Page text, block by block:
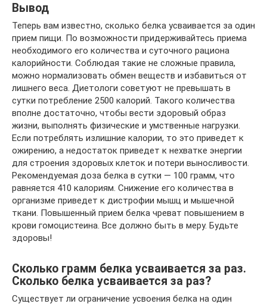
Вывод
Теперь вам известно, сколько белка усваивается за один
прием пищи. По возможности придерживайтесь приема
необходимого его количества и суточного рациона
калорийности. Соблюдая такие не сложные правила,
можно нормализовать обмен веществ и избавиться от
лишнего веса. Диетологи советуют не превышать в
сутки потребление 2500 калорий. Такого количества
вполне достаточно, чтобы вести здоровый образ
жизни, выполнять физические и умственные нагрузки.
Если потреблять излишние калории, то это приведет к
ожирению, а недостаток приведет к нехватке энергии
для строения здоровых клеток и потери выносливости.
Рекомендуемая доза белка в сутки — 100 грамм, что
равняется 410 калориям. Снижение его количества в
организме приведет к дистрофии мышц и мышечной
ткани. Повышенный прием белка чреват повышением в
крови гомоцистеина. Все должно быть в меру. Будьте
здоровы!
Сколько грамм белка усваивается за раз.
Сколько белка усваивается за раз?
Существует ли ограничение усвоения белка на один